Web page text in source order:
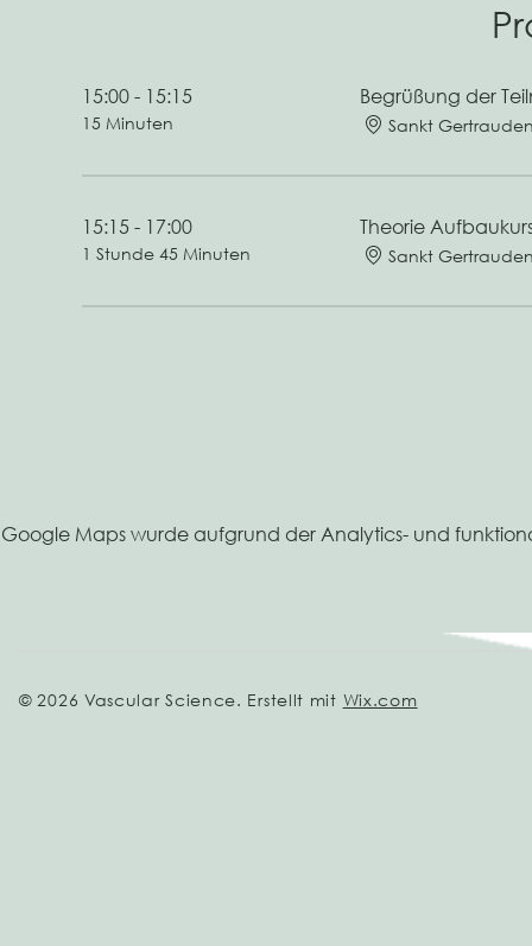
15:00 - 15:15
15 Minuten
Begrüßung der
Sankt
15:15 - 17:00
1 Stunde 45 Minuten
Theorie
Sankt
Google Maps wurde aufgrund der Analytics- und
© 2026 Vascular Science. Erstellt mit Wix.com